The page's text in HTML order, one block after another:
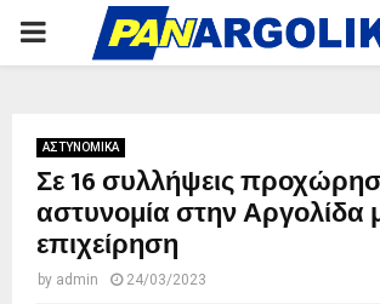
PRIMARY
ΑΣΤΥΝΟΜΙΚΑ
Σε 16 συλλήψεις
αστυνομία στην Αργολίδα
επιχείρηση
by admin 24/03/2023